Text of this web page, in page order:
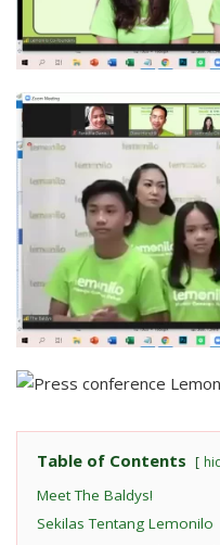
Table of Contents
Meet The Baldys!
Sekilas Tentang Lemonilo